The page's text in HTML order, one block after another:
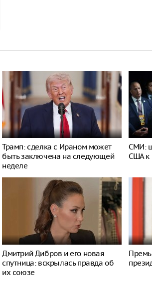
Трамп: сделка с Ираном может
быть заключена на следующей
неделе
СМИ:
США к
Дмитрий Дибров и его новая
спутница: вскрылась правда об
их союзе